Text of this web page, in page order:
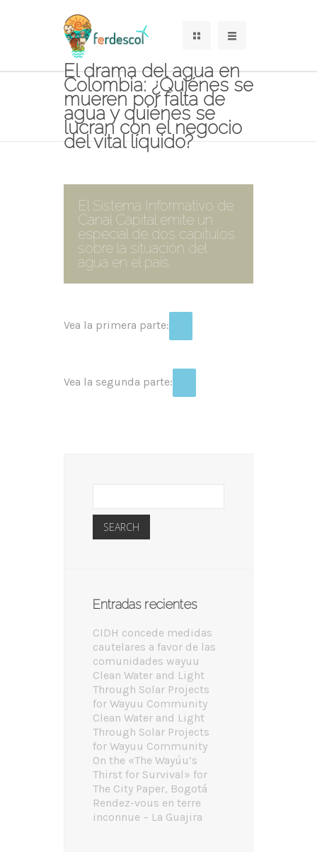
El drama del agua en
Colombia: ¿Quiénes se
mueren por falta de
agua y quiénes se
lucran con el negocio
del vital líquido?
El Sistema Informativo de
Canal Capital emite un
especial de dos capítulos
sobre la situación del
agua en el país.
Vea la primera parte:
Vea la segunda parte:
Entradas recientes
CIDH concede medidas
cautelares a favor de las
comunidades wayuu
Clean Water and Light
Through Solar Projects
for Wayuu Community
Clean Water and Light
Through Solar Projects
for Wayuu Community
On the «The Wayúu’s
Thirst for Survival» for
The City Paper, Bogotá
Rendez-vous en terre
inconnue – La Guajira